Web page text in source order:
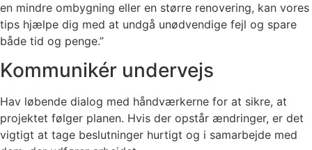
en mindre ombygning eller en større renovering, kan vores
tips hjælpe dig med at undgå unødvendige fejl og spare
både tid og penge.”
Kommunikér undervejs
Hav løbende dialog med håndværkerne for at sikre, at
projektet følger planen. Hvis der opstår ændringer, er det
vigtigt at tage beslutninger hurtigt og i samarbejde med